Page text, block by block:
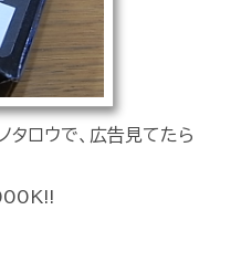
タロウで、広告見てたら